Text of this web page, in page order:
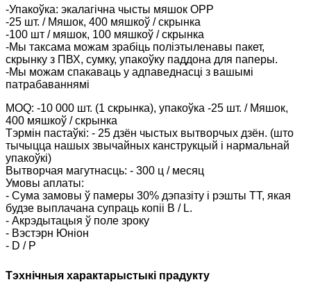
-Упакоўка: экалагічна чысты мяшок OPP
-25 шт. / Мяшок, 400 мяшкоў / скрынка
-100 шт / мяшок, 100 мяшкоў / скрынка
-Мы таксама можам зрабіць поліэтыленавы пакет,
скрынку з ПВХ, сумку, упакоўку паддона для паперы.
-Мы можам спакаваць у адпаведнасці з вашымі
патрабаваннямі
MOQ: -10 000 шт. (1 скрынка), упакоўка -25 шт. / Мяшок,
400 мяшкоў / скрынка
Тэрмін пастаўкі: - 25 дзён чыстых вытворчых дзён. (што
тычыцца нашых звычайных канструкцый і нармальнай
упакоўкі)
Вытворчая магутнасць: - 300 ц / месяц
Умовы аплаты:
- Сума замовы ў памеры 30% дэпазіту і рэшты TT, якая
будзе выплачана супраць копіі B / L.
- Акрэдытацыя ў поле зроку
- Вэстэрн Юніон
- D / P
Тэхнічныя характарыстыкі прадукту